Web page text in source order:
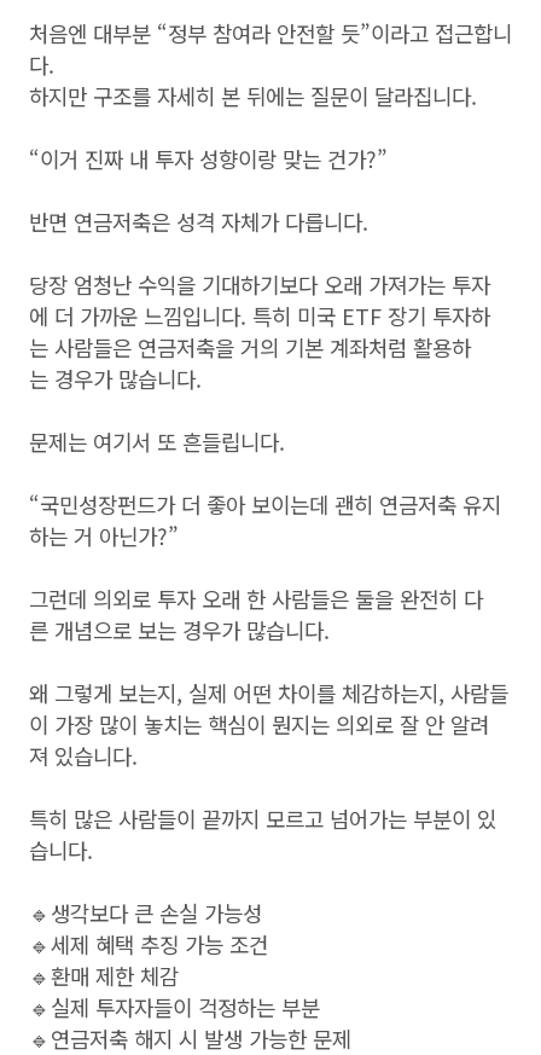
처음엔 대부분 “정부 참여라 안전할 듯”이라고 접근합니
다.
하지만 구조를 자세히 본 뒤에는 질문이 달라집니다.
“이거 진짜 내 투자 성향이랑 맞는 건가?”
반면 연금저축은 성격 자체가 다릅니다.
당장 엄청난 수익을 기대하기보다 오래 가져가는 투자
에 더 가까운 느낌입니다. 특히 미국 ETF 장기 투자하
는 사람들은 연금저축을 거의 기본 계좌처럼 활용하
는 경우가 많습니다.
문제는 여기서 또 흔들립니다.
“국민성장펀드가 더 좋아 보이는데 괜히 연금저축 유지
하는 거 아닌가?”
그런데 의외로 투자 오래 한 사람들은 둘을 완전히 다
른 개념으로 보는 경우가 많습니다.
왜 그렇게 보는지, 실제 어떤 차이를 체감하는지, 사람들
이 가장 많이 놓치는 핵심이 뭔지는 의외로 잘 안 알려
져 있습니다.
특히 많은 사람들이 끝까지 모르고 넘어가는 부분이 있
습니다.
🔹생각보다 큰 손실 가능성
🔹세제 혜택 추징 가능 조건
🔹환매 제한 체감
🔹실제 투자자들이 걱정하는 부분
🔹연금저축 해지 시 발생 가능한 문제